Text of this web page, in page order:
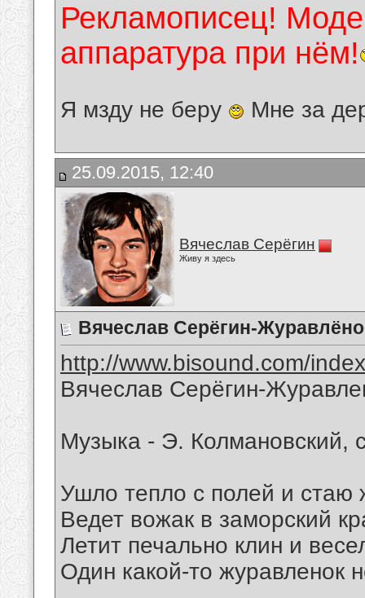
Рекламописец!
аппаратура при нём!
Я мзду не беру Мне за
25.09.2015, 12:40
Вячеслав Серёгин
Живу я здесь
Вячеслав Серёгин-
http://www.bisound.com/
Вячеслав Серёгин-
Музыка - Э.
Ушло тепло с полей и стаю
Ведет вожак в заморский
Летит печально клин и
Один какой-то журавленок